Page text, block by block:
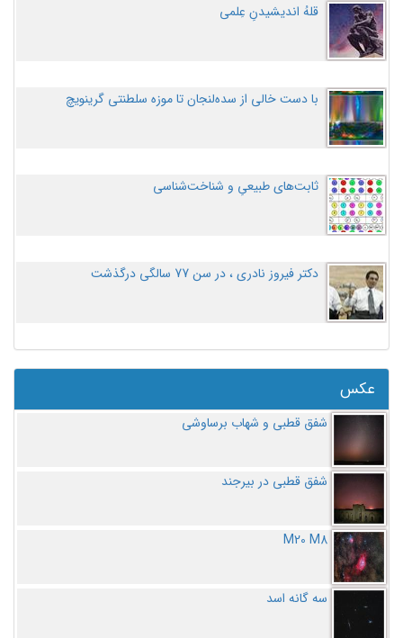
قلهُ اندیشیدنِ عِلمی
با دست خالی از سده‌لنجان تا موزه سلطنتی گرینویچ
ثابت‌های طبیعیِ و شناخت‌شناسی
دکتر فیروز نادری ، در سن 77 سالگی درگذشت
عکس
شفق قطبی و شهاب برساوشی
شفق قطبی در بیرجند
M20 M8
سه گانه اسد